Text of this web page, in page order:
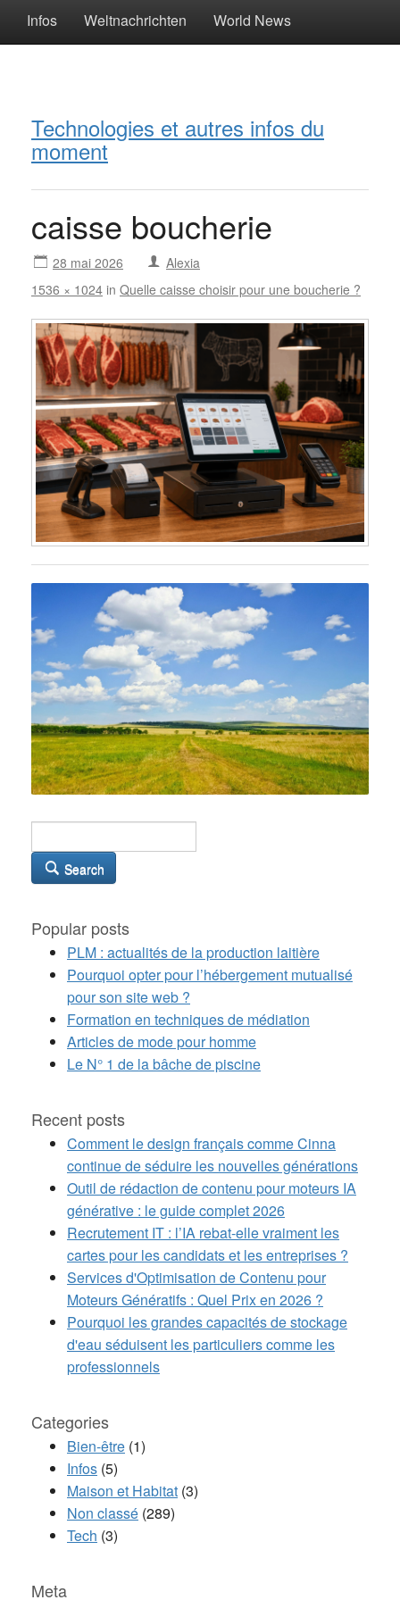
Infos Weltnachrichten World News
Technologies et autres infos du
moment
caisse boucherie
28 mai 2026
Alexia
1536 × 1024 in Quelle caisse choisir pour une boucherie ?
Search
Popular posts
PLM : actualités de la production laitière
Pourquoi opter pour l’hébergement mutualisé
pour son site web ?
Formation en techniques de médiation
Articles de mode pour homme
Le N° 1 de la bâche de piscine
Recent posts
Comment le design français comme Cinna
continue de séduire les nouvelles générations
Outil de rédaction de contenu pour moteurs IA
générative : le guide complet 2026
Recrutement IT : l’IA rebat-elle vraiment les
cartes pour les candidats et les entreprises ?
Services d'Optimisation de Contenu pour
Moteurs Génératifs : Quel Prix en 2026 ?
Pourquoi les grandes capacités de stockage
d'eau séduisent les particuliers comme les
professionnels
Categories
Bien-être (1)
Infos (5)
Maison et Habitat (3)
Non classé (289)
Tech (3)
Meta